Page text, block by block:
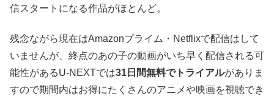
信スタートになる作品がほとんど。
残念ながら現在はAmazonプライム・Netflixで配信はして
いませんが、終点のあの子の動画がいち早く配信される可
能性があるU-NEXTでは31日間無料でトライアルがありま
すので期間内はお得にたくさんのアニメや映画を視聴でき